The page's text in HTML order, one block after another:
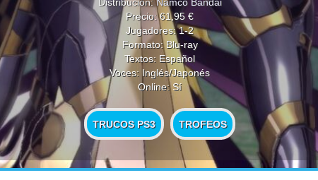
Precio: 61,95 €
Jugadores: 1-2
Formato: Blu-ray
Textos: Español
Voces: Inglés/Japonés
Online: Sí
TRUCOS PS3 TROFEOS